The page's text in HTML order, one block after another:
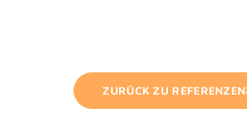
ZURÜCK ZU REFERENZEN